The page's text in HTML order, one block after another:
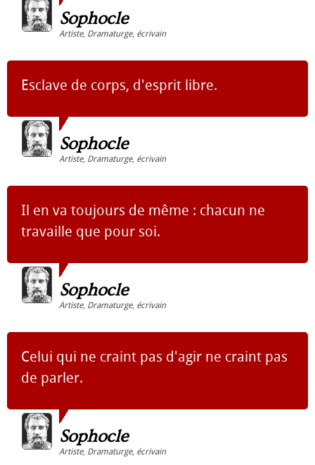
Sophocle
Artiste, Dramaturge, écrivain
Esclave de corps, d'esprit libre.
Sophocle
Artiste, Dramaturge, écrivain
Il en va toujours de même : chacun ne
travaille que pour soi.
Sophocle
Artiste, Dramaturge, écrivain
Celui qui ne craint pas d'agir ne craint pas
de parler.
Sophocle
Artiste, Dramaturge, écrivain